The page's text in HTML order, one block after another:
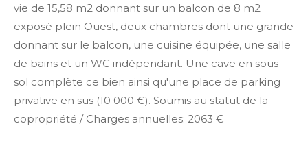
vie de 15,58 m2 donnant sur un balcon de 8 m2
exposé plein Ouest, deux chambres dont une grande
donnant sur le balcon, une cuisine équipée, une salle
de bains et un WC indépendant. Une cave en sous-
sol complète ce bien ainsi qu'une place de parking
privative en sus (10 000 €). Soumis au statut de la
copropriété / Charges annuelles: 2063 €